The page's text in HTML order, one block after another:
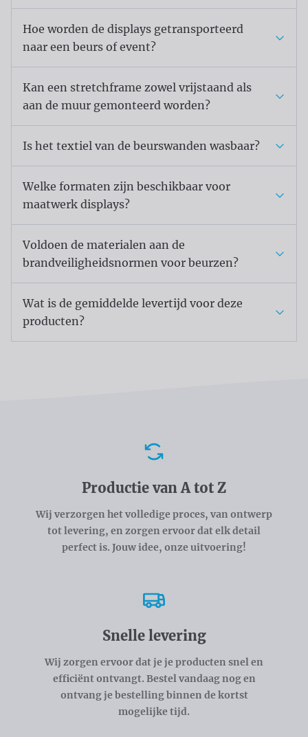
Hoe worden de displays getransporteerd
naar een beurs of event?
Kan een stretchframe zowel vrijstaand als
aan de muur gemonteerd worden?
Is het textiel van de beurswanden wasbaar?
Welke formaten zijn beschikbaar voor
maatwerk displays?
Voldoen de materialen aan de
brandveiligheidsnormen voor beurzen?
Wat is de gemiddelde levertijd voor deze
producten?
Productie van A tot Z
Wij verzorgen het volledige proces, van ontwerp
tot levering, en zorgen ervoor dat elk detail
perfect is. Jouw idee, onze uitvoering!
Snelle levering
Wij zorgen ervoor dat je je producten snel en
efficiënt ontvangt. Bestel vandaag nog en
ontvang je bestelling binnen de kortst
mogelijke tijd.